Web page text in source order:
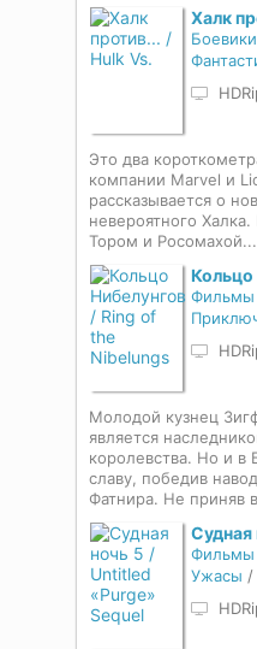
Халк
Боевики
Это два
компании Marvel и
рассказывается о
невероятного Халка.
Тором и
Фильмы
Молодой кузнец
является
королевства. Но и в
славу, победив
Фатнира. Не приняв
Судная
Фильмы
Ужасы /